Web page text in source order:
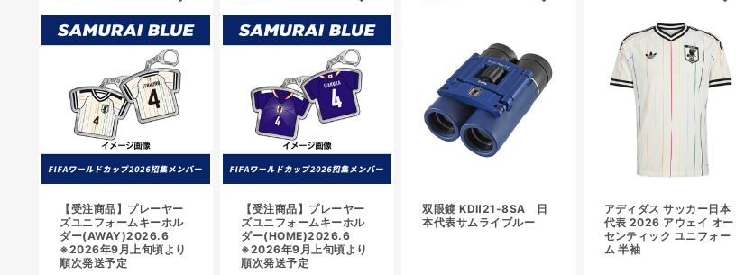
【受注商品】プレーヤー
ズユニフォームキーホル
ダー(AWAY)2026.6
※2026年9月上旬頃より
順次発送予定
【受注商品】プレーヤー
ズユニフォームキーホル
ダー(HOME)2026.6
※2026年9月上旬頃より
順次発送予定
双眼鏡 KDⅡ21-8SA 日
本代表サムライブルー
アディダス サッカー日本
代表 2026 アウェイ オー
センティック ユニフォー
ム 半袖